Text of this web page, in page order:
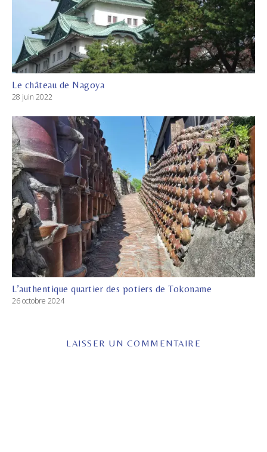
Le château de Nagoya
28 juin 2022
L’authentique quartier des potiers de Tokoname
26 octobre 2024
LAISSER UN COMMENTAIRE